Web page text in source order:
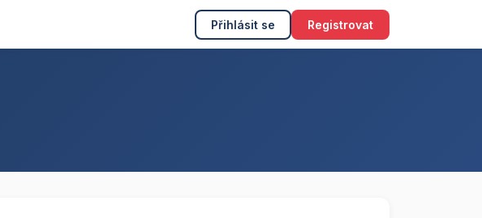
Přihlásit se Registrovat